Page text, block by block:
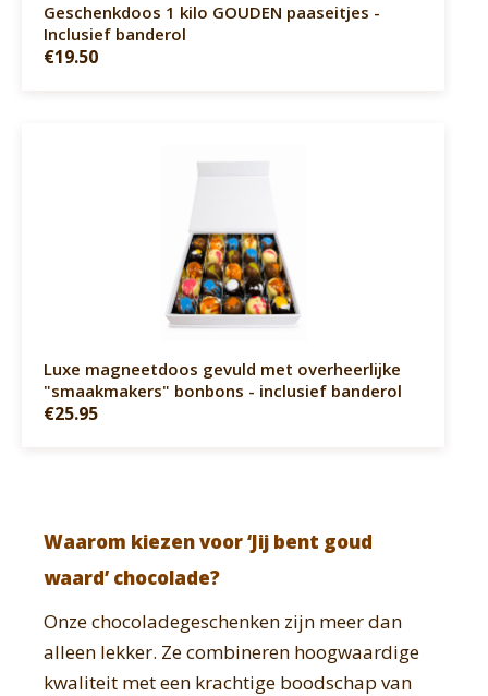
Geschenkdoos 1 kilo GOUDEN paaseitjes -
Inclusief banderol
€19.50
Luxe magneetdoos gevuld met overheerlijke
"smaakmakers" bonbons - inclusief banderol
€25.95
Waarom kiezen voor ‘Jij bent goud
waard’ chocolade?
Onze chocoladegeschenken zijn meer dan
alleen lekker. Ze combineren hoogwaardige
kwaliteit met een krachtige boodschap van